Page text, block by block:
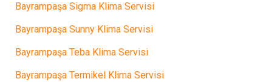
Bayrampaşa Sigma Klima Servisi
Bayrampaşa Sunny Klima Servisi
Bayrampaşa Teba Klima Servisi
Bayrampaşa Termikel Klima Servisi